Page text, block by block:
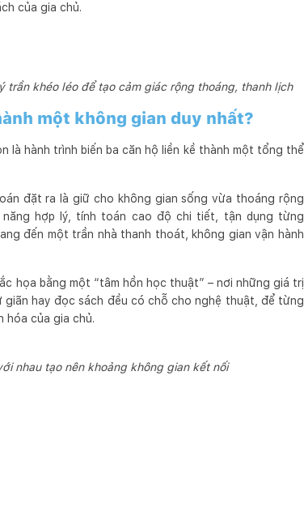
của gia chủ.
khéo léo để tạo cảm giác rộng thoáng, thanh lịch
một không gian duy nhất?
là hành trình biến ba căn hộ liền kề thành một tổng thể
đặt ra là giữ cho không gian sống vừa thoáng rộng
năng hợp lý, tính toán cao độ chi tiết, tận dụng từng
đến một trần nhà thanh thoát, không gian vận hành
họa bằng một “tâm hồn học thuật” – nơi những giá trị
hay đọc sách đều có chỗ cho nghệ thuật, để từng
hóa của gia chủ.
nhau tạo nên khoảng không gian kết nối